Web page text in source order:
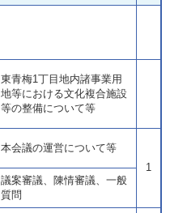
東青梅1丁目地内諸事業用
地等における文化複合施設
等の整備について等
本会議の運営について等
1
議案審議、陳情審議、一般
質問